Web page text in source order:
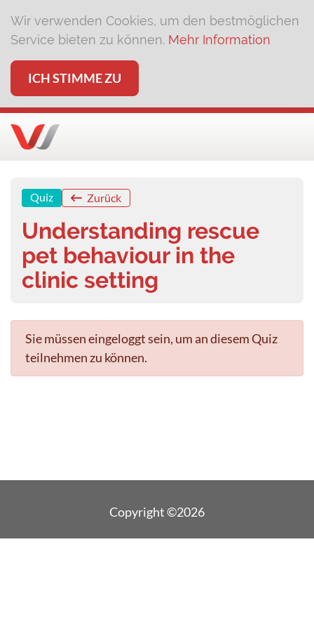
Wir verwenden Cookies, um den bestmöglichen
Service bieten zu können. Mehr Information
ICH STIMME ZU
Quiz Zurück
Understanding rescue
pet behaviour in the
clinic setting
Sie müssen eingeloggt sein, um an diesem Quiz
teilnehmen zu können.
Copyright ©2026